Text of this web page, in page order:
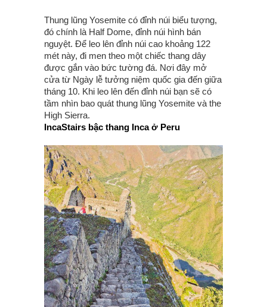
Thung lũng Yosemite có đỉnh núi biểu tượng,
đó chính là Half Dome, đỉnh núi hình bán
nguyệt. Để leo lên đỉnh núi cao khoảng 122
mét này, đi men theo một chiếc thang dây
được gắn vào bức tường đá. Nơi đây mở
cửa từ Ngày lễ tưởng niệm quốc gia đến giữa
tháng 10. Khi leo lên đến đỉnh núi bạn sẽ có
tầm nhìn bao quát thung lũng Yosemite và the
High Sierra.
IncaStairs bậc thang Inca ở Peru